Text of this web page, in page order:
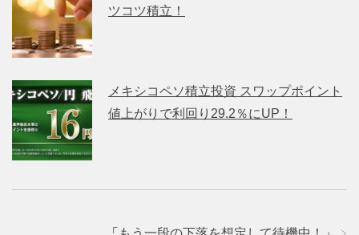
ツコツ積立！
メキシコペソ積立投資 スワップポイント
値上がりで利回り29.2％にUP！